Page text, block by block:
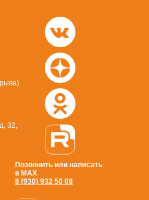
Позвонить или написать
в MAX
8 (930) 932 50 08
32,